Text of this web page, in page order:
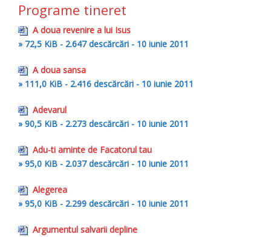
Programe tineret
A doua revenire a lui Isus
» 72,5 KiB - 2.647 descărcări - 10 iunie 2011
A doua sansa
» 111,0 KiB - 2.416 descărcări - 10 iunie 2011
Adevarul
» 90,5 KiB - 2.273 descărcări - 10 iunie 2011
Adu-ti aminte de Facatorul tau
» 95,0 KiB - 2.037 descărcări - 10 iunie 2011
Alegerea
» 95,0 KiB - 2.299 descărcări - 10 iunie 2011
Argumentul salvarii depline